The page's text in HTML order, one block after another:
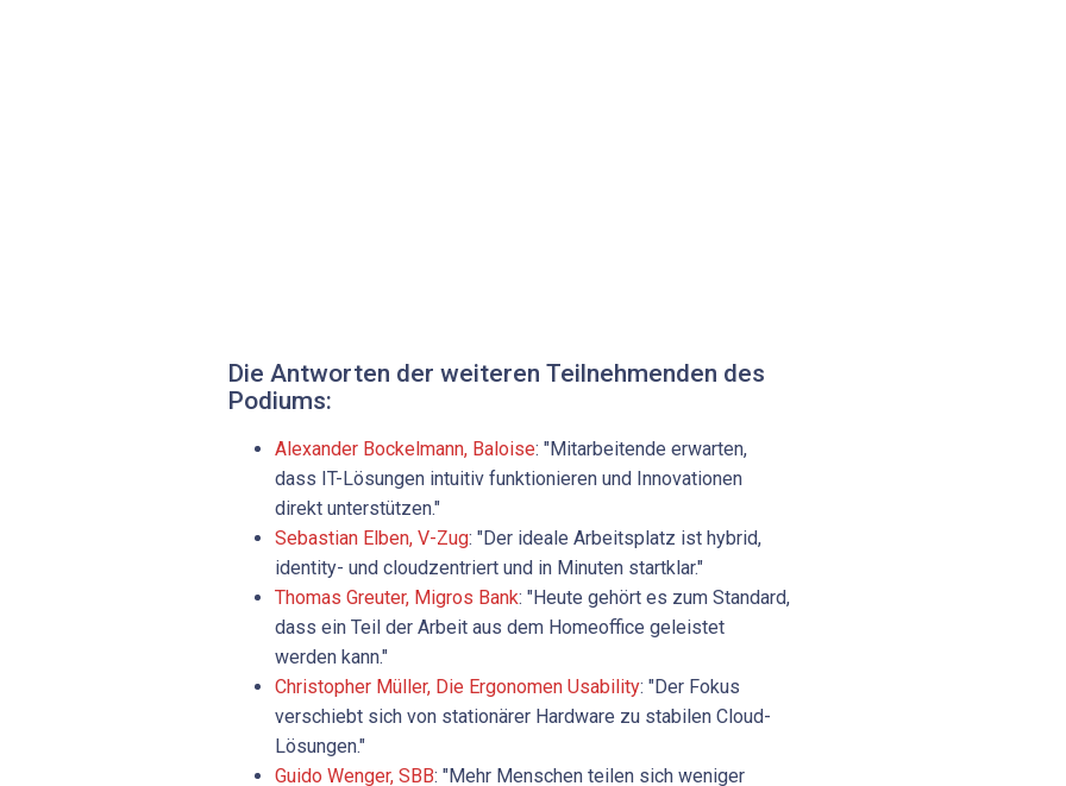
Die Antworten der weiteren Teilnehmenden des
Podiums:
Alexander Bockelmann, ­Baloise: "Mitarbeitende erwarten,
dass IT-Lösungen intuitiv funktionieren und Innovationen
direkt unterstützen."
Sebastian Elben, V-Zug: "Der ideale Arbeitsplatz ist hybrid,
identity- und cloudzentriert und in Minuten startklar."
Thomas Greuter, Migros Bank: "Heute gehört es zum Standard,
dass ein Teil der Arbeit aus dem Homeoffice geleistet
werden kann."
Christopher Müller, Die ­Ergonomen Usability: "Der Fokus
verschiebt sich von stationärer Hardware zu stabilen Cloud-
Lösungen."
Guido Wenger, SBB: "Mehr Menschen teilen sich weniger